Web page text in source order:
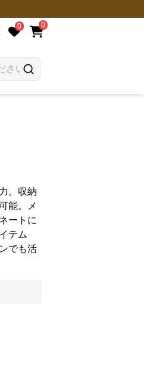
0 0
。収納
能。メ
ートに
テム
でも活